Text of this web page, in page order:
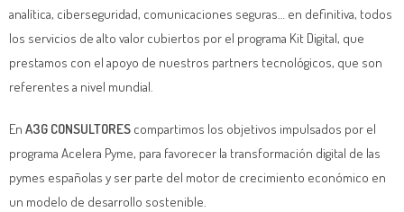
analítica, ciberseguridad, comunicaciones seguras… en definitiva, todos
los servicios de alto valor cubiertos por el programa Kit Digital, que
prestamos con el apoyo de nuestros partners tecnológicos, que son
referentes a nivel mundial.
En A3G CONSULTORES compartimos los objetivos impulsados por el
programa Acelera Pyme, para favorecer la transformación digital de las
pymes españolas y ser parte del motor de crecimiento económico en
un modelo de desarrollo sostenible.